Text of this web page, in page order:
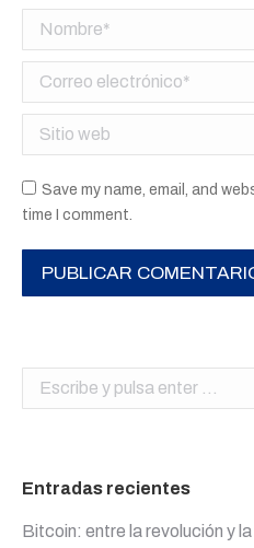
Nombre *
Correo electrónico *
Sitio web
Save my name, email, and
time I comment.
PUBLICAR
Buscar:
Entradas recientes
Bitcoin: entre la revolución y